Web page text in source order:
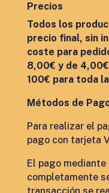
Precios
Todos los
precio final, sin
coste para
8,00€ y de
100€ para toda
Métodos de
Para realizar el
pago con tarjeta
El pago
completamente